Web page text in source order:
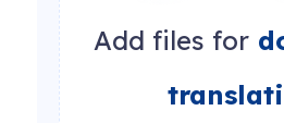
Add files for